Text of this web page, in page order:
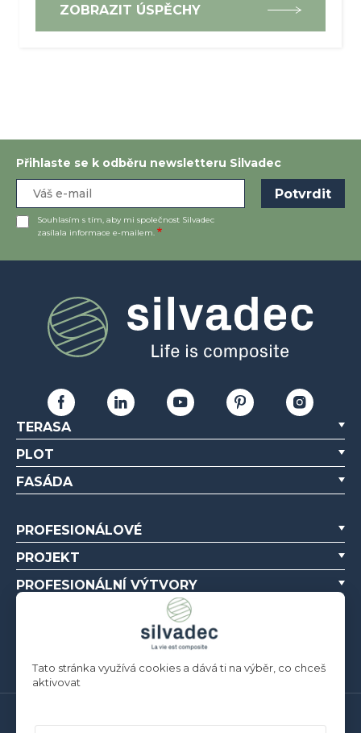
ZOBRAZIT ÚSPĚCHY
Přihlaste se k odběru newsletteru Silvadec
Souhlasím s tím, aby mi společnost Silvadec
zasílala informace e-mailem.
TERASA
PLOT
FASÁDA
PROFESIONÁLOVÉ
PROJEKT
PROFESIONÁLNÍ VÝTVORY
Silvadec France
Tato stránka využívá cookies a dává ti na výběr, co chceš
aktivovat